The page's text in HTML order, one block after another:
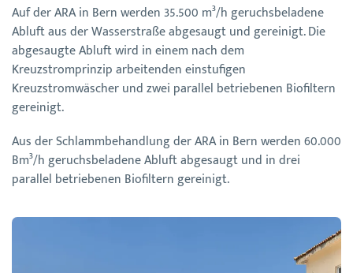
Auf der ARA in Bern werden 35.500 m³/h geruchsbeladene
Abluft aus der Wasserstraße abgesaugt und gereinigt. Die
abgesaugte Abluft wird in einem nach dem
Kreuzstromprinzip arbeitenden einstufigen
Kreuzstromwäscher und zwei parallel betriebenen Biofiltern
gereinigt.
Aus der Schlammbehandlung der ARA in Bern werden 60.000
Bm³/h geruchsbeladene Abluft abgesaugt und in drei
parallel betriebenen Biofiltern gereinigt.